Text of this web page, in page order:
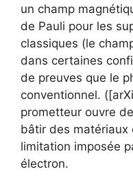
un champ
de Pauli pour les
classiques (le
dans certaines
de preuves que le
conventionnel.
prometteur ouvre
bâtir des matériaux
limitation imposée
électron.